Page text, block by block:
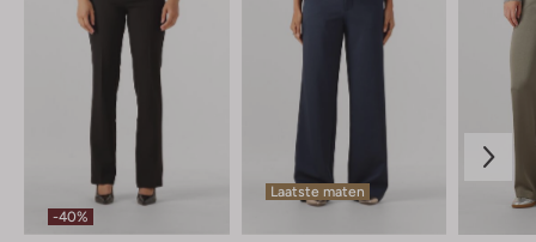
-40%
Laatste maten